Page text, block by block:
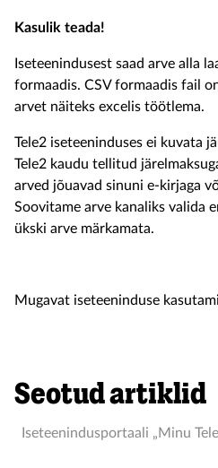
Kasulik teada!
Iseteenindusest saad arve alla
formaadis. CSV formaadis fail
arvet näiteks excelis töötlema.
Tele2 iseteeninduses ei kuvata
Tele2 kaudu tellitud
arved jõuavad sinuni e-kirjaga
Soovitame arve kanaliks valida
ükski arve märkamata.
Mugavat iseteeninduse
Seotud artiklid
Iseteenindusportaali „Minu